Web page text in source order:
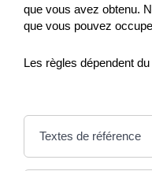
que vous avez obtenu.
que vous pouvez
Les règles dépendent
Textes de référence